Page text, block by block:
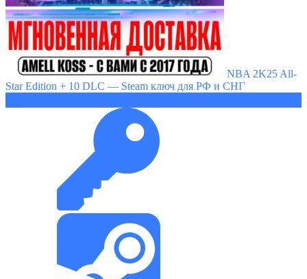
NBA 2K25 All-
Star Edition + 10 DLC — Steam ключ для РФ и СНГ